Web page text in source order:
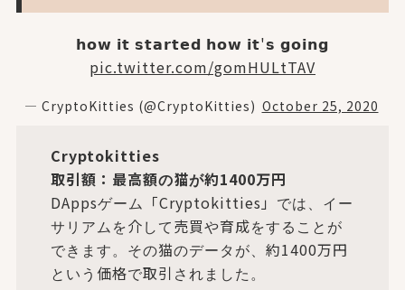
𝗵𝗼𝘄 𝗶𝘁 𝘀𝘁𝗮𝗿𝘁𝗲𝗱 𝗵𝗼𝘄 𝗶𝘁'𝘀 𝗴𝗼𝗶𝗻𝗴
pic.twitter.com/gomHULtTAV
— CryptoKitties (@CryptoKitties) October 25, 2020
Cryptokitties
取引額：最高額の猫が約1400万円
DAppsゲーム「Cryptokitties」では、イー
サリアムを介して売買や育成をすることが
できます。その猫のデータが、約1400万円
という価格で取引されました。